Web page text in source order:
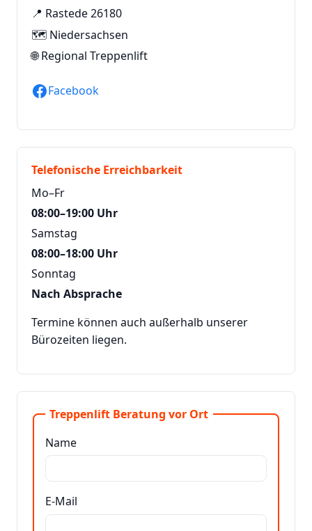
📍 Rastede 26180
🗺️ Niedersachsen
🌐Regional Treppenlift
Facebook
Telefonische Erreichbarkeit
Mo–Fr
08:00–19:00 Uhr
Samstag
08:00–18:00 Uhr
Sonntag
Nach Absprache
Termine können auch außerhalb unserer
Bürozeiten liegen.
Treppenlift Beratung vor Ort
Name
E-Mail